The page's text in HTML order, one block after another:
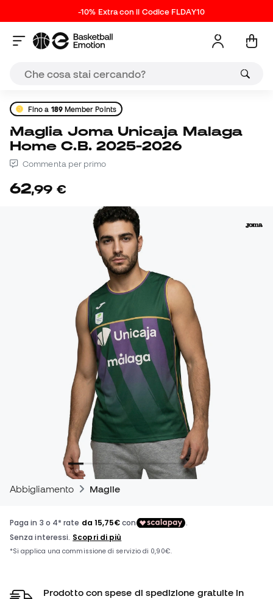
-10% Extra con il Codice FLDAY10
Fino a 189Member Points
Maglia Joma Unicaja Malaga
Home C.B. 2025-2026
Commenta per primo
62,99 €
Abbigliamento Maglie
Prodotto con spese di spedizione gratuite in